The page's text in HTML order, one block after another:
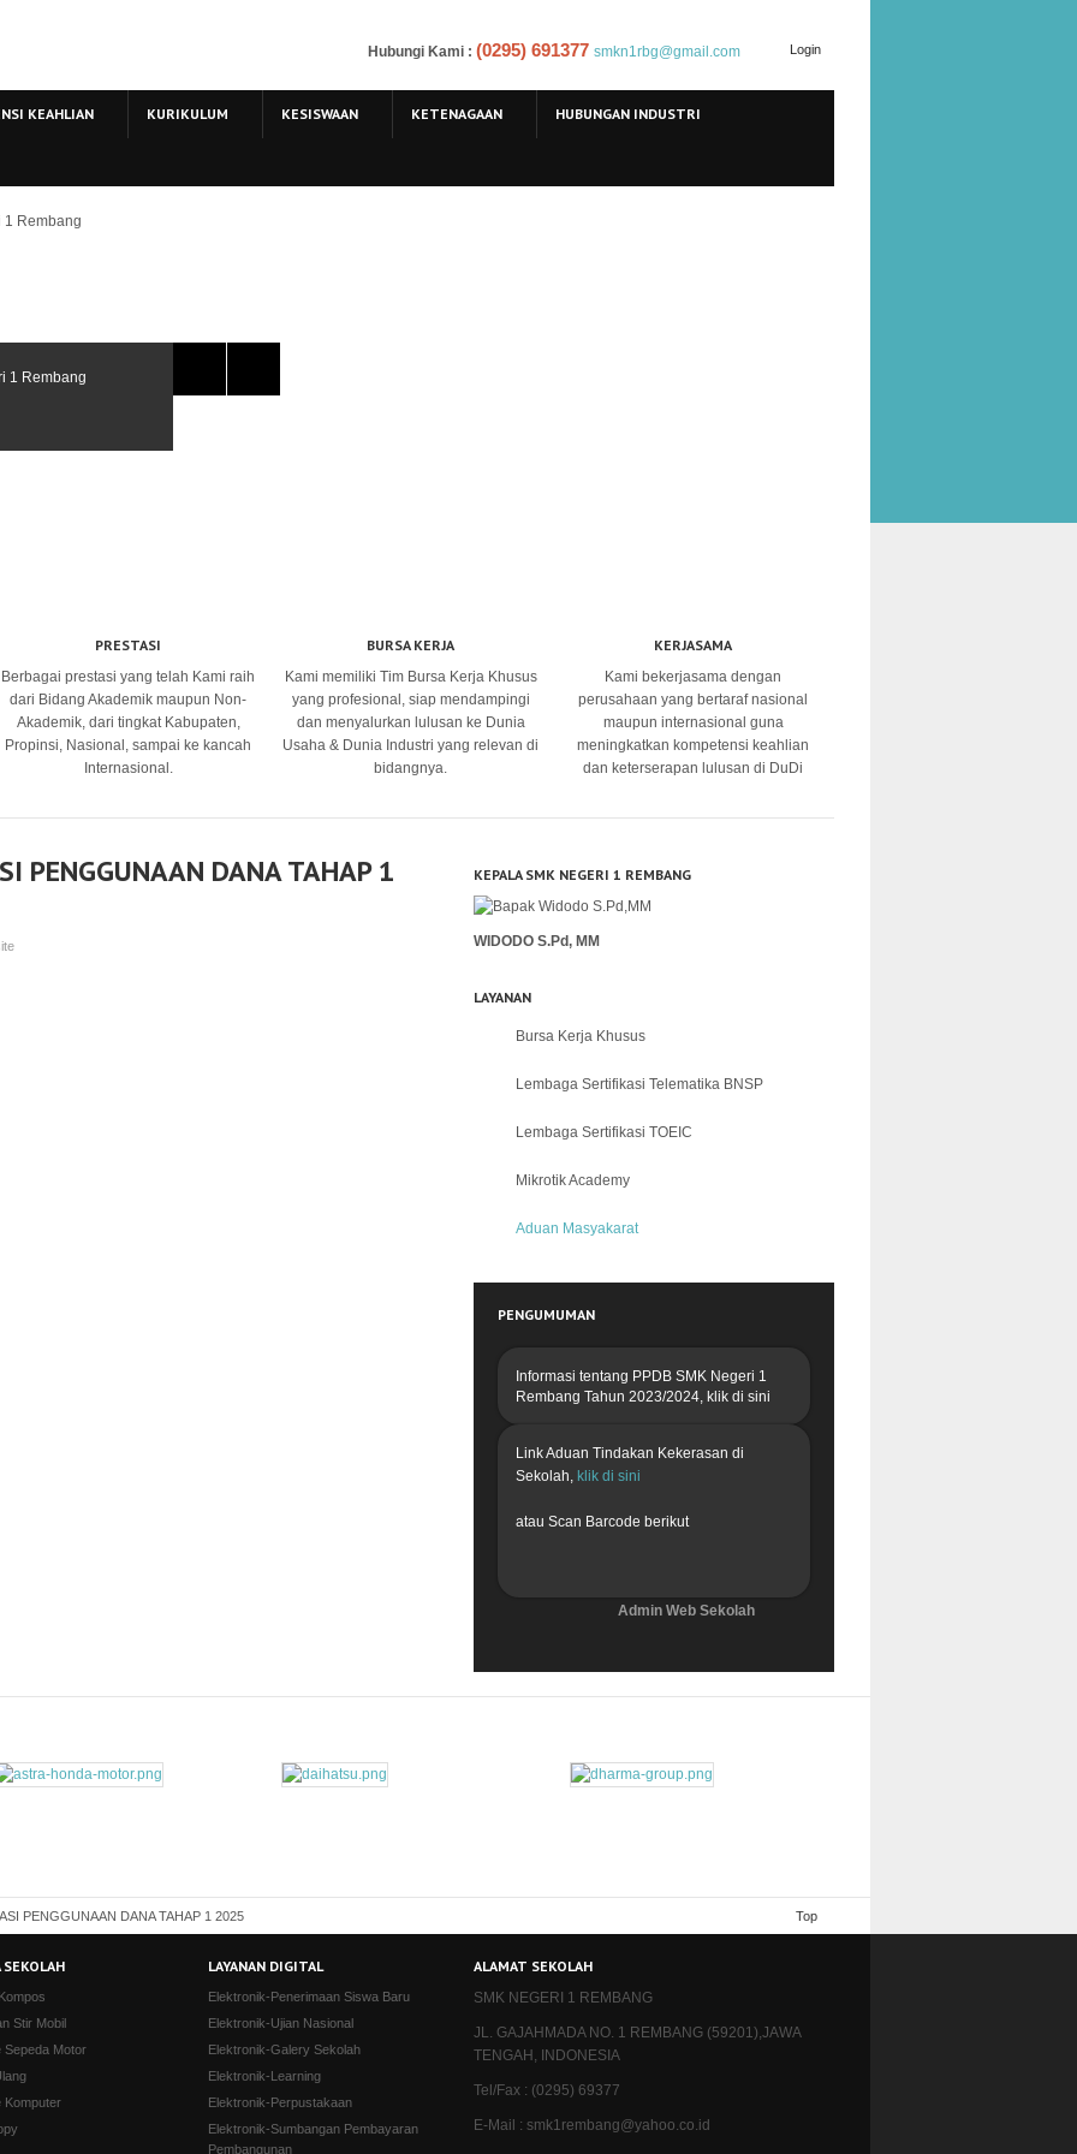
Login
Hubungi Kami : (0295) 691377 smkn1rbg@gmail.com
KEAHLIAN KURIKULUM KESISWAAN KETENAGAAN HUBUNGAN INDUSTRI
1 Rembang
PRESTASI
Berbagai prestasi yang telah Kami raih
dari Bidang Akademik maupun Non-
Akademik, dari tingkat Kabupaten,
Propinsi, Nasional, sampai ke kancah
Internasional.
BURSA KERJA
Kami memiliki Tim Bursa Kerja Khusus
yang profesional, siap mendampingi
dan menyalurkan lulusan ke Dunia
Usaha & Dunia Industri yang relevan di
bidangnya.
KERJASAMA
Kami bekerjasama dengan
perusahaan yang bertaraf nasional
maupun internasional guna
meningkatkan kompetensi keahlian
dan keterserapan lulusan di DuDi
PENGGUNAAN DANA TAHAP 1
KEPALA SMK NEGERI 1 REMBANG
WIDODO S.Pd, MM
LAYANAN
Bursa Kerja Khusus
Lembaga Sertifikasi Telematika BNSP
Lembaga Sertifikasi TOEIC
Mikrotik Academy
Aduan Masyakarat
PENGUMUMAN
Informasi tentang PPDB SMK Negeri 1
Rembang Tahun 2023/2024, klik di sini
Link Aduan Tindakan Kekerasan di
Sekolah, klik di sini
atau Scan Barcode berikut
Admin Web Sekolah
PENGGUNAAN DANA TAHAP 1 2025 Top
SEKOLAH
Stir Mobil
Sepeda Motor
Komputer
LAYANAN DIGITAL
Elektronik-Penerimaan Siswa Baru
Elektronik-Ujian Nasional
Elektronik-Galery Sekolah
Elektronik-Learning
Elektronik-Perpustakaan
Elektronik-Sumbangan Pembayaran
Pembangunan
ALAMAT SEKOLAH
SMK NEGERI 1 REMBANG
JL. GAJAHMADA NO. 1 REMBANG (59201),JAWA
TENGAH, INDONESIA
Tel/Fax : (0295) 69377
E-Mail : smk1rembang@yahoo.co.id